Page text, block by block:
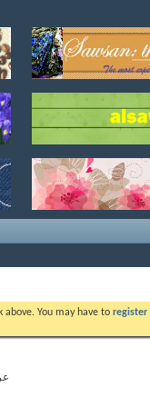
You may have to register